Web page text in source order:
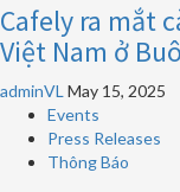
Cafely ra mắt
Việt Nam ở
adminVL May 15, 2025
Events
Press Releases
Thông Báo